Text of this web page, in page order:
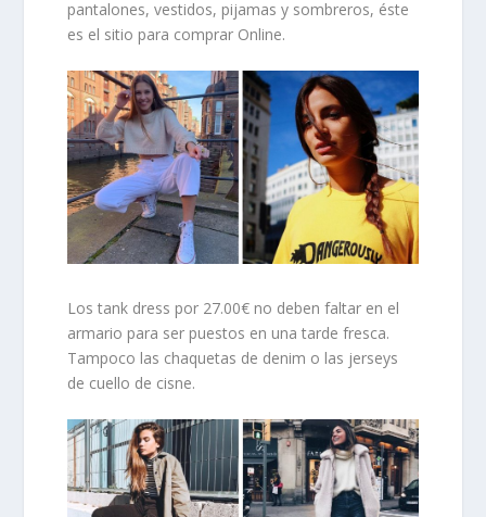
pantalones, vestidos, pijamas y sombreros, éste
es el sitio para comprar Online.
Los tank dress por 27.00€ no deben faltar en el
armario para ser puestos en una tarde fresca.
Tampoco las chaquetas de denim o las jerseys
de cuello de cisne.